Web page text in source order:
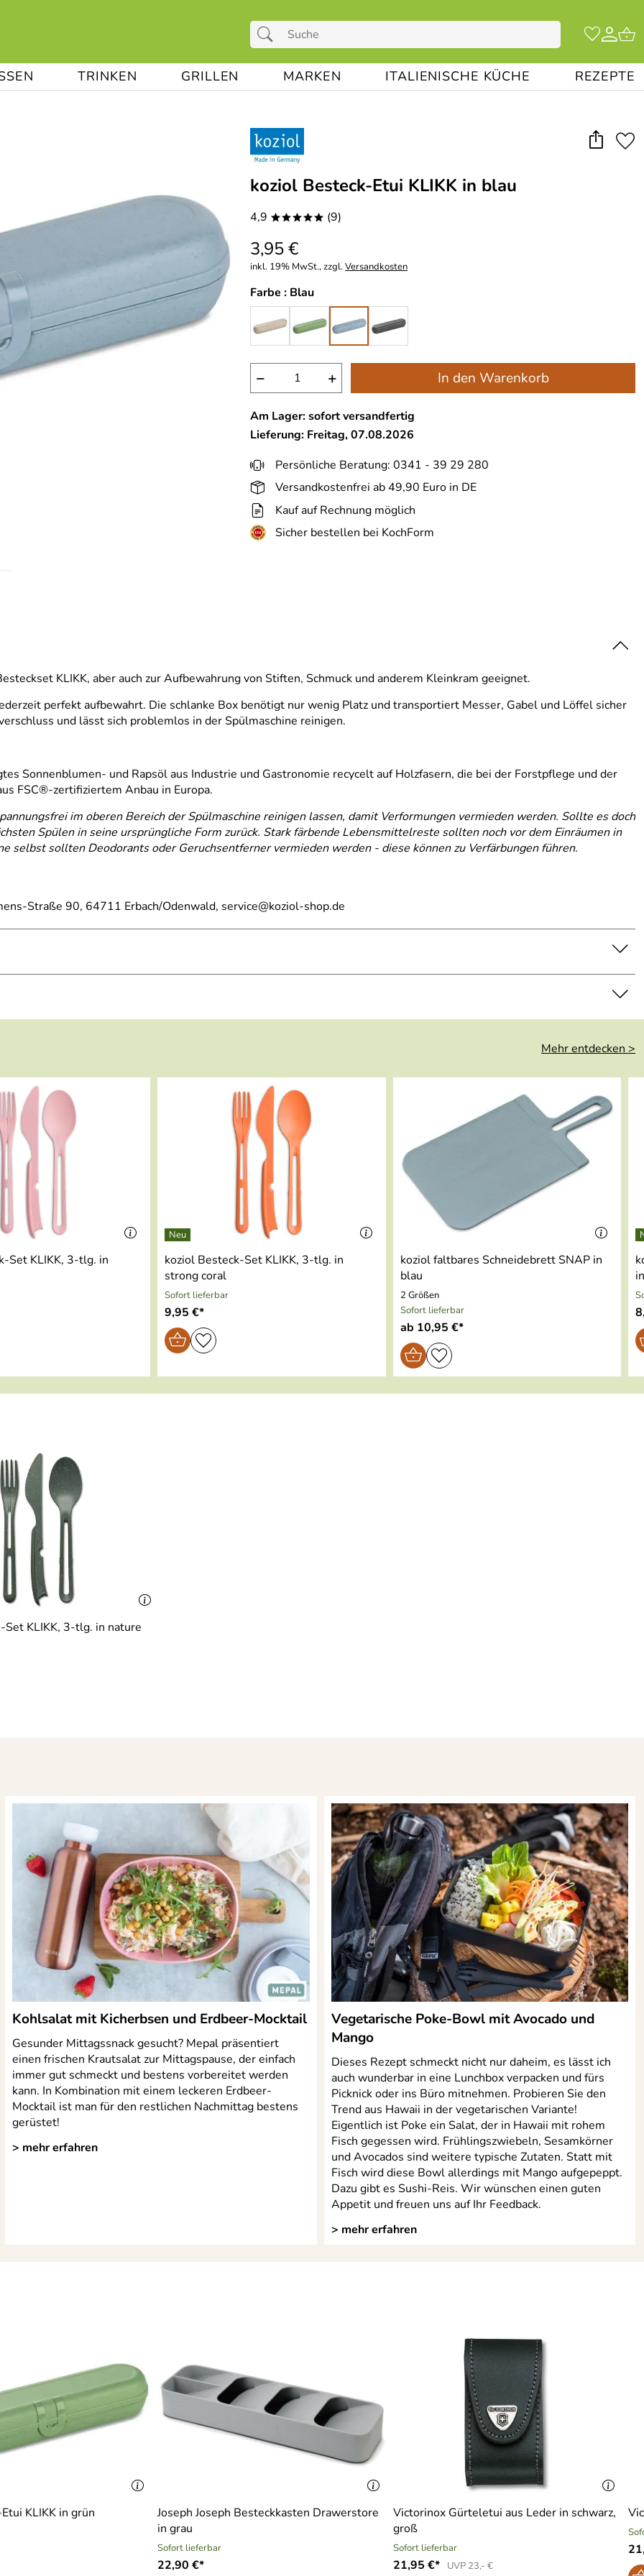
TRINKEN GRILLEN MARKEN ITALIENISCHE KÜCHE REZEPTE
koziol Besteck-Etui KLIKK in blau
4,9 ***** (9)
3,95 €
inkl. 19% MwSt., zzgl.Versandkosten
Farbe : Blau
− + In den Warenkorb
Am Lager: sofort versandfertig
Lieferung: Freitag, 07.08.2026
Persönliche Beratung: 0341 - 39 29 280
Versandkostenfrei ab 49,90 Euro in DE
Kauf auf Rechnung möglich
Sicher bestellen bei KochForm
KLIKK, aber auch zur Aufbewahrung von Stiften, Schmuck und anderem Kleinkram geeignet.
perfekt aufbewahrt. Die schlanke Box benötigt nur wenig Platz und transportiert Messer, Gabel und Löffel sicher
und lässt sich problemlos in der Spülmaschine reinigen.
Sonnenblumen- und Rapsöl aus Industrie und Gastronomie recycelt auf Holzfasern, die bei der Forstpflege und der
FSC®-zertifiziertem Anbau in Europa.
im oberen Bereich der Spülmaschine reinigen lassen, damit Verformungen vermieden werden. Sollte es doch
Spülen in seine ursprüngliche Form zurück. Stark färbende Lebensmittelreste sollten noch vor dem Einräumen in
selbst sollten Deodorants oder Geruchsentferner vermieden werden - diese können zu Verfärbungen führen.
Straße 90, 64711 Erbach/Odenwald, service@koziol-shop.de
Mehr entdecken >
Set KLIKK, 3-tlg. in
koziol Besteck-Set KLIKK, 3-tlg. in
strong coral
Sofort lieferbar
9,95 €*
koziol faltbares Schneidebrett SNAP in
blau
2 Größen
Sofort lieferbar
ab 10,95 €*
Set KLIKK, 3-tlg. in nature
Kohlsalat mit Kicherbsen und Erdbeer-Mocktail
Gesunder Mittagssnack gesucht? Mepal präsentiert
einen frischen Krautsalat zur Mittagspause, der einfach
immer gut schmeckt und bestens vorbereitet werden
kann. In Kombination mit einem leckeren Erdbeer-
Mocktail ist man für den restlichen Nachmittag bestens
gerüstet!
> mehr erfahren
Vegetarische Poke-Bowl mit Avocado und
Mango
Dieses Rezept schmeckt nicht nur daheim, es lässt ich
auch wunderbar in eine Lunchbox verpacken und fürs
Picknick oder ins Büro mitnehmen. Probieren Sie den
Trend aus Hawaii in der vegetarischen Variante!
Eigentlich ist Poke ein Salat, der in Hawaii mit rohem
Fisch gegessen wird. Frühlingszwiebeln, Sesamkörner
und Avocados sind weitere typische Zutaten. Statt mit
Fisch wird diese Bowl allerdings mit Mango aufgepeppt.
Dazu gibt es Sushi-Reis. Wir wünschen einen guten
Appetit und freuen uns auf Ihr Feedback.
> mehr erfahren
KLIKK in grün
Joseph Joseph Besteckkasten Drawerstore
in grau
Sofort lieferbar
22,90 €*
Victorinox Gürteletui aus Leder in schwarz,
groß
Sofort lieferbar
21,95 €* UVP 23,- €